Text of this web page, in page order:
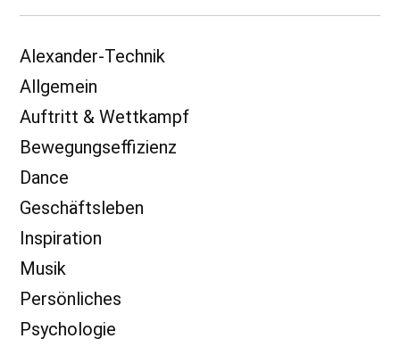
Alexander-Technik
Allgemein
Auftritt & Wettkampf
Bewegungseffizienz
Dance
Geschäftsleben
Inspiration
Musik
Persönliches
Psychologie